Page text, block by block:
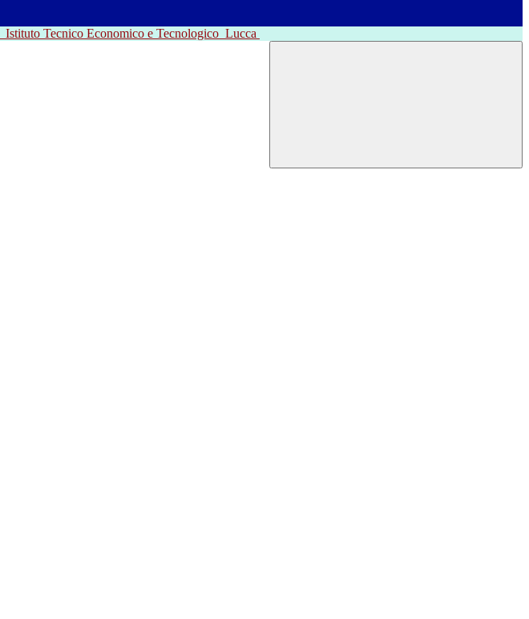
Istituto Tecnico Economico e Tecnologico Lucca